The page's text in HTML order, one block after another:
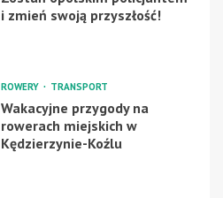
i zmień swoją przyszłość!
ROWERY TRANSPORT
Wakacyjne przygody na
rowerach miejskich w
Kędzierzynie-Koźlu